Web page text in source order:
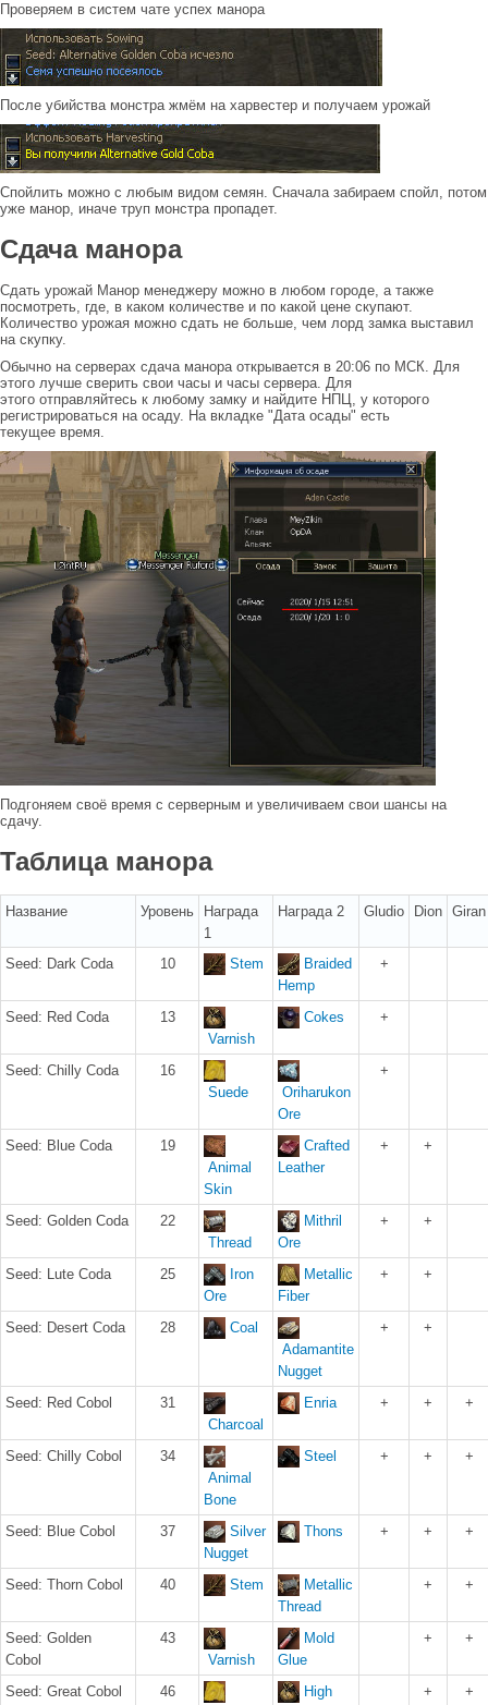
Проверяем в систем чате успех манора
После убийства монстра жмём на харвестер и получаем урожай
Спойлить можно с любым видом семян. Сначала забираем спойл, потом
уже манор, иначе труп монстра пропадет.
Сдача манора
Сдать урожай Манор менеджеру можно в любом городе, а также
посмотреть, где, в каком количестве и по какой цене скупают.
Количество урожая можно сдать не больше, чем лорд замка выставил
на скупку.
Обычно на серверах сдача манора открывается в 20:06 по МСК. Для
этого лучше сверить свои часы и часы сервера. Для
этого отправляйтесь к любому замку и найдите НПЦ, у которого
регистрироваться на осаду. На вкладке "Дата осады" есть
текущее время.
Подгоняем своё время с серверным и увеличиваем свои шансы на
сдачу.
Таблица манора
Название Уровень
Награда
1
Награда 2 Gludio Dion Giran
Seed: Dark Coda 10 Stem
Braided
Hemp
+
Seed: Red Coda
13
Varnish
Cokes +
Seed: Chilly Coda
16
Suede
Oriharukon
Ore
+
Seed: Blue Coda
19
Animal
Skin
Crafted
Leather
+ +
Seed: Golden Coda
22
Thread
Mithril
Ore
+ +
Seed: Lute Coda 25
Iron
Ore
Metallic
Fiber
+ +
Seed: Desert Coda 28
Coal
Adamantite
Nugget
+ +
Seed: Red Cobol
31
Charcoal
Enria + + +
Seed: Chilly Cobol
34
Animal
Bone
Steel + + +
Seed: Blue Cobol 37
Silver
Nugget
Thons + + +
Seed: Thorn Cobol 40 Stem
Metallic
Thread
+ +
Seed: Golden
Cobol
43
Varnish
Mold
Glue
+ +
Seed: Great Cobol 46 High + +